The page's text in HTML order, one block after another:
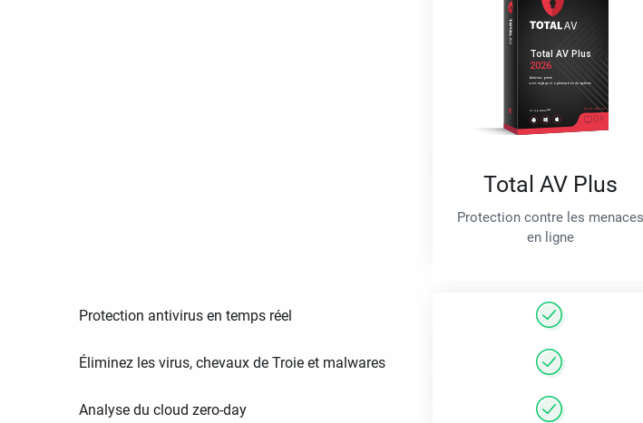
Total AV Plus
Protection contre les menaces
en ligne
Protection antivirus en temps réel
Éliminez les virus, chevaux de Troie et malwares
Analyse du cloud zero-day